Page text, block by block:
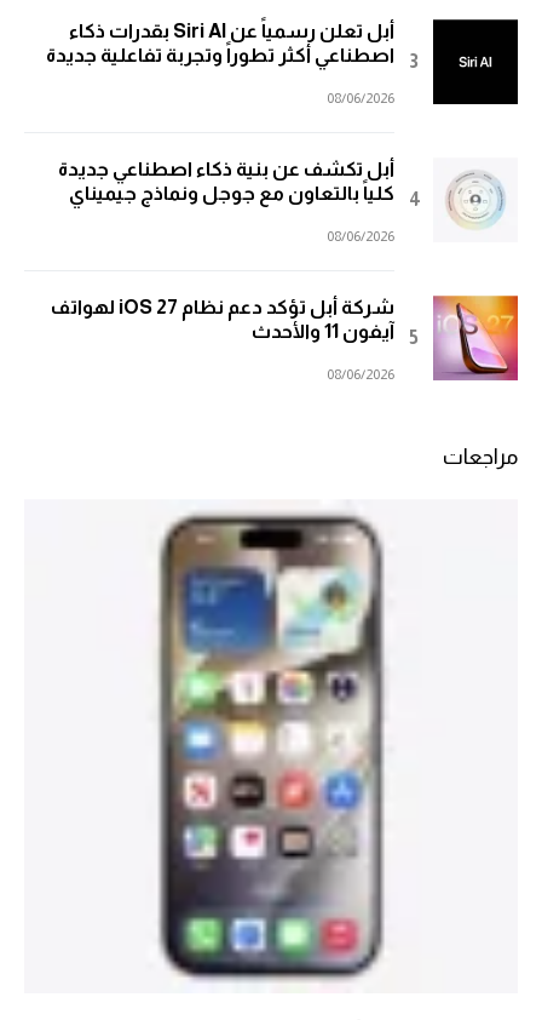
أبل تعلن رسمياً عن Siri AI بقدرات ذكاء
اصطناعي أكثر تطوراً وتجربة تفاعلية جديدة
08/06/2026
أبل تكشف عن بنية ذكاء اصطناعي جديدة
كلياً بالتعاون مع جوجل ونماذج جيميناي
08/06/2026
شركة أبل تؤكد دعم نظام iOS 27 لهواتف
آيفون 11 والأحدث
08/06/2026
مراجعات